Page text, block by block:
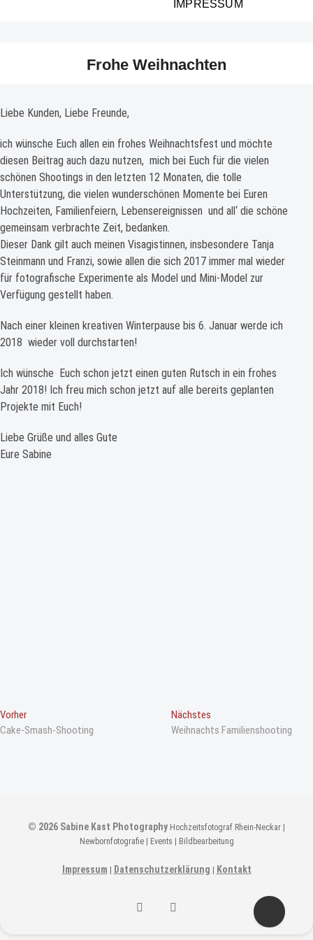
IMPRESSUM
Frohe Weihnachten
Liebe Kunden, Liebe Freunde,
ich wünsche Euch allen ein frohes Weihnachtsfest und möchte
diesen Beitrag auch dazu nutzen, mich bei Euch für die vielen
schönen Shootings in den letzten 12 Monaten, die tolle
Unterstützung, die vielen wunderschönen Momente bei Euren
Hochzeiten, Familienfeiern, Lebensereignissen und all‘ die schöne
gemeinsam verbrachte Zeit, bedanken.
Dieser Dank gilt auch meinen Visagistinnen, insbesondere Tanja
Steinmann und Franzi, sowie allen die sich 2017 immer mal wieder
für fotografische Experimente als Model und Mini-Model zur
Verfügung gestellt haben.
Nach einer kleinen kreativen Winterpause bis 6. Januar werde ich
2018 wieder voll durchstarten!
Ich wünsche Euch schon jetzt einen guten Rutsch in ein frohes
Jahr 2018! Ich freu mich schon jetzt auf alle bereits geplanten
Projekte mit Euch!
Liebe Grüße und alles Gute
Eure Sabine
B
e
VorherVorheriger
Beitrag
Cake-Smash-Shooting
Nächstes
Beitrag
Weihnachts Familienshooting
© 2026 Sabine Kast Photography Hochzeitsfotograf Rhein-Neckar |
Newbornfotografie | Events | Bildbearbeitung
Impressum | Datenschutzerklärung | Kontakt
Sabine